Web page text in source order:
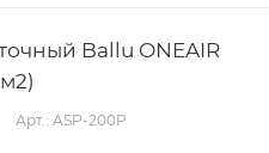
Ballu ONEAIR
Арт.: ASP-200P